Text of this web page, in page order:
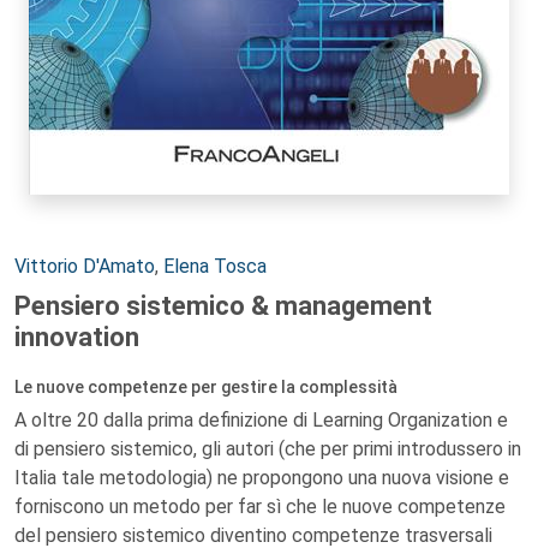
Autori:
Vittorio D'Amato, Elena Tosca
Pensiero sistemico & management
innovation
Le nuove competenze per gestire la complessità
A oltre 20 dalla prima definizione di Learning Organization e
di pensiero sistemico, gli autori (che per primi introdussero in
Italia tale metodologia) ne propongono una nuova visione e
forniscono un metodo per far sì che le nuove competenze
del pensiero sistemico diventino competenze trasversali